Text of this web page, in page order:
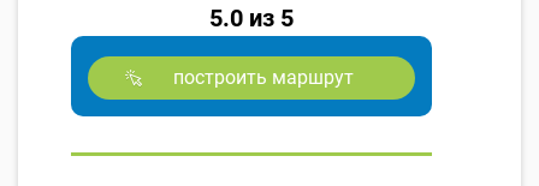
5.0 из 5
построить маршрут